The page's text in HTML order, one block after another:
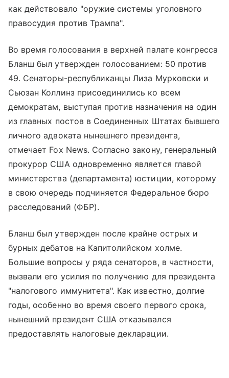
как действовало "оружие системы уголовного
правосудия против Трампа".
Во время голосования в верхней палате конгресса
Бланш был утвержден голосованием: 50 против
49. Сенаторы-республиканцы Лиза Мурковски и
Сьюзан Коллинз присоединились ко всем
демократам, выступая против назначения на один
из главных постов в Соединенных Штатах бывшего
личного адвоката нынешнего президента,
отмечает Fox News. Согласно закону, генеральный
прокурор США одновременно является главой
министерства (департамента) юстиции, которому
в свою очередь подчиняется Федеральное бюро
расследований (ФБР).
Бланш был утвержден после крайне острых и
бурных дебатов на Капитолийском холме.
Большие вопросы у ряда сенаторов, в частности,
вызвали его усилия по получению для президента
"налогового иммунитета". Как известно, долгие
годы, особенно во время своего первого срока,
нынешний президент США отказывался
предоставлять налоговые декларации.